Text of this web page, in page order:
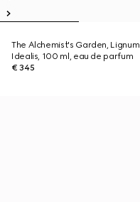
The Alchemist's Garden, Lignum
Idealis, 100 ml, eau de parfum
€ 345